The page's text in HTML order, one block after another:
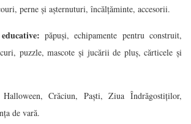
perne și așternuturi, încălțăminte, accesorii.
păpuși, echipamente pentru construit,
puzzle, mascote și jucării de pluș, cărticele și
Crăciun, Paști, Ziua Îndrăgostiților,
de vară.